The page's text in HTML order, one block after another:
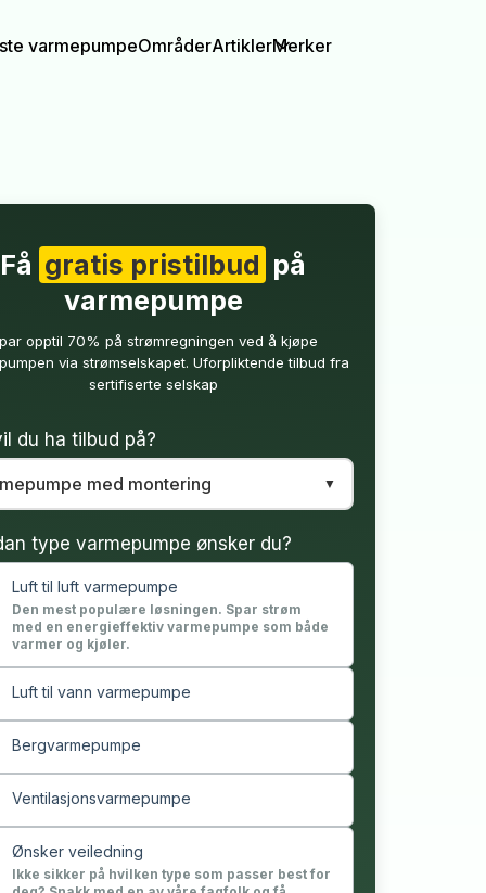
varmepumpeOmråderArtiklerMerker
Få gratis pristilbud på
varmepumpe
opptil 70% på strømregningen ved å kjøpe
via strømselskapet. Uforpliktende tilbud fra
sertifiserte selskap
du ha tilbud på?
type varmepumpe ønsker du?
Luft til luft varmepumpe
Den mest populære løsningen. Spar strøm
med en energieffektiv varmepumpe som både
varmer og kjøler.
Luft til vann varmepumpe
Bergvarmepumpe
Ventilasjonsvarmepumpe
Ønsker veiledning
Ikke sikker på hvilken type som passer best for